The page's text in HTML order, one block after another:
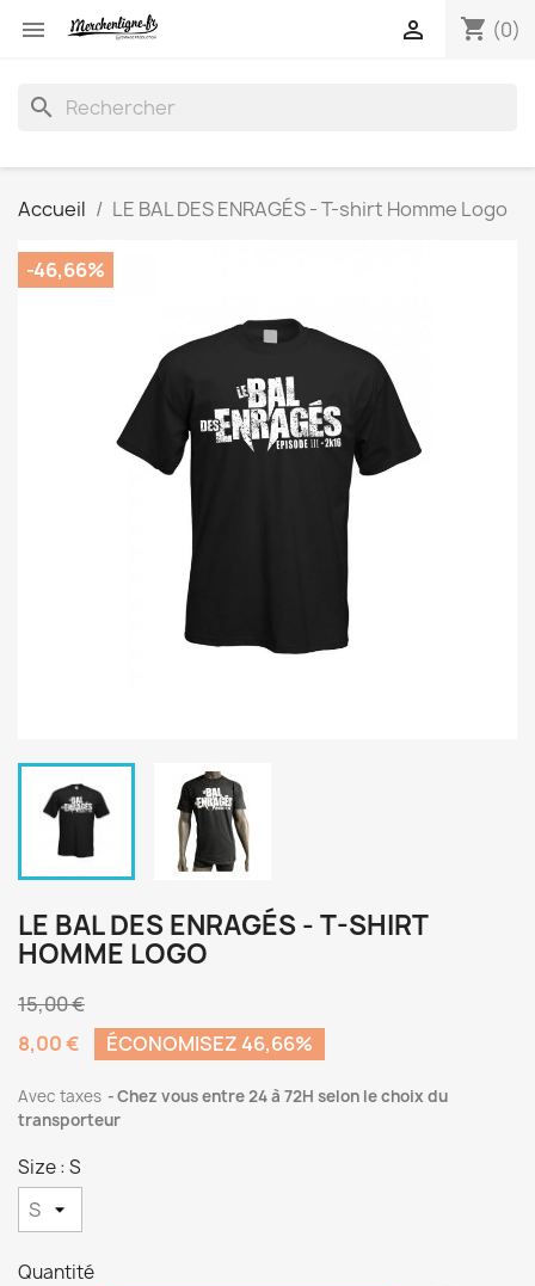
 shopping_cart (0)

search
Accueil LE BAL DES ENRAGÉS - T-shirt Homme Logo
-46,66%
LE BAL DES ENRAGÉS - T-SHIRT
HOMME LOGO
15,00 €
8,00 €
ÉCONOMISEZ 46,66%
Avec taxes
Chez vous entre 24 à 72H selon le choix du
transporteur
Size : S
Quantité